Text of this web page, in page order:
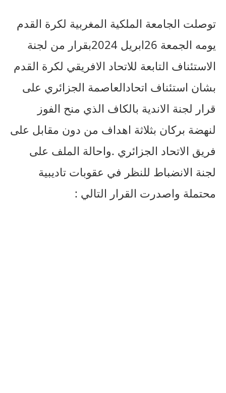
توصلت الجامعة الملكية المغربية لكرة القدم
يومه الجمعة 26ابريل 2024بقرار من لجنة
الاستئناف التابعة للاتحاد الافريقي لكرة القدم
بشان استئناف اتحادالعاصمة الجزائري على
قرار لجنة الاندية بالكاف الذي منح الفوز
لنهضة بركان بثلاثة اهداف من دون مقابل على
فريق الاتحاد الجزائري .واحالة الملف على
لجنة الانضباط للنظر في عقوبات تاديبية
محتملة واصدرت القرار التالي :